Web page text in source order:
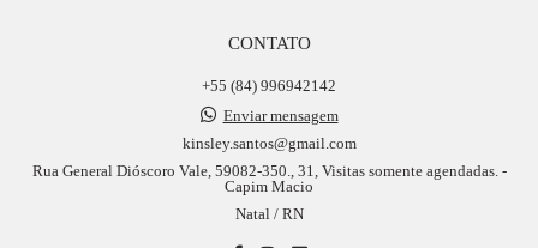
CONTATO
+55 (84) 996942142
Enviar mensagem
kinsley.santos@gmail.com
Rua General Dióscoro Vale, 59082-350., 31, Visitas somente agendadas. -
Capim Macio
Natal / RN